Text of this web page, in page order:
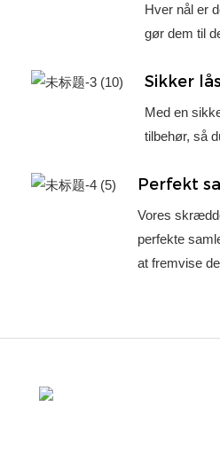
Hver nål er
gør dem til
Sikker
Med en
tilbehør, så
Perfekt
Vores
perfekte
at fremvise